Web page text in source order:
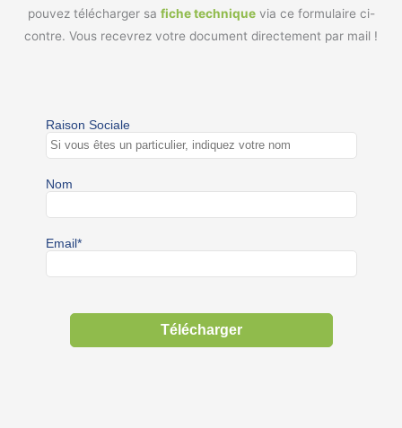
pouvez télécharger sa fiche techniquevia ce formulaire ci-
contre. Vous recevrez votre document directement par mail !